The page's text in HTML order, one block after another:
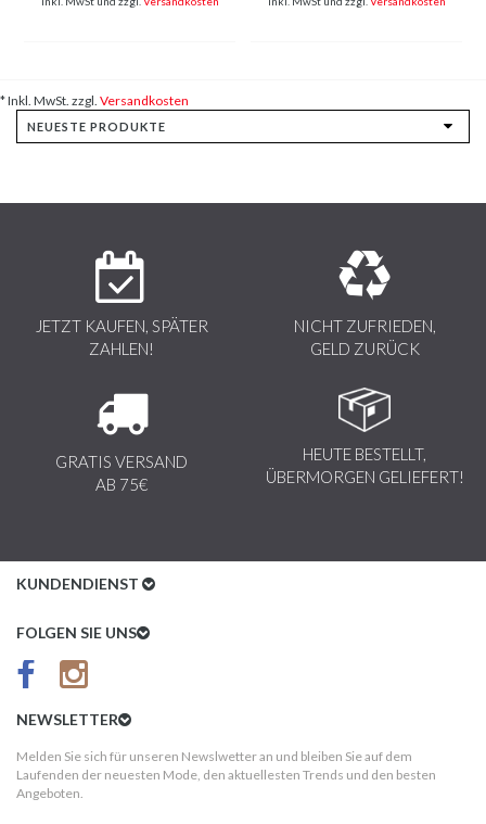
* Inkl. MwSt. zzgl. Versandkosten
JETZT KAUFEN, SPÄTER
ZAHLEN!
NICHT ZUFRIEDEN,
GELD ZURÜCK
GRATIS VERSAND
AB 75€
HEUTE BESTELLT,
ÜBERMORGEN GELIEFERT!
KUNDENDIENST
Kundenservice
AGB
Kundeninformationen
FOLGEN SIE UNS
NEWSLETTER
Melden Sie sich für unseren Newslwetter an und bleiben Sie auf dem
Laufenden der neuesten Mode, den aktuellesten Trends und den besten
Angeboten.